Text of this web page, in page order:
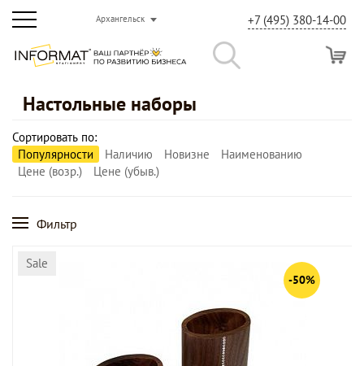
Архангельск +7 (495) 380-14-00
Настольные наборы
Сортировать по:
Популярности
Наличию Новизне
Наименованию
Цене (возр.)
Цене (убыв.)
Фильтр
Sale
-50%